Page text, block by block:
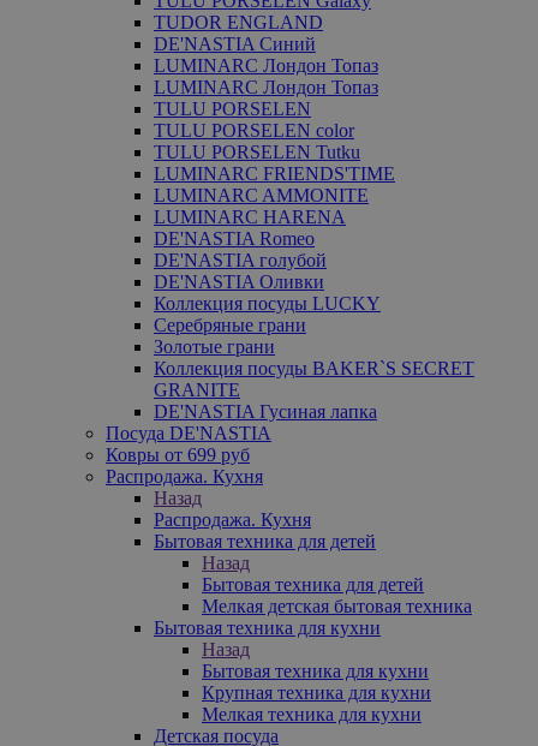
TUDOR ENGLAND
DE'NASTIA Синий
LUMINARC Лондон Топаз
LUMINARC Лондон Топаз
TULU PORSELEN
TULU PORSELEN color
TULU PORSELEN Tutku
LUMINARC FRIENDS'TIME
LUMINARC AMMONITE
LUMINARC HARENA
DE'NASTIA Romeo
DE'NASTIA голубой
DE'NASTIA Оливки
Коллекция посуды LUCKY
Серебряные грани
Золотые грани
Коллекция посуды BAKER`S SECRET
GRANITE
DE'NASTIA Гусиная лапка
Посуда DE'NASTIA
Ковры от 699 руб
Распродажа. Кухня
Назад
Распродажа. Кухня
Бытовая техника для детей
Назад
Бытовая техника для детей
Мелкая детская бытовая техника
Бытовая техника для кухни
Назад
Бытовая техника для кухни
Крупная техника для кухни
Мелкая техника для кухни
Детская посуда